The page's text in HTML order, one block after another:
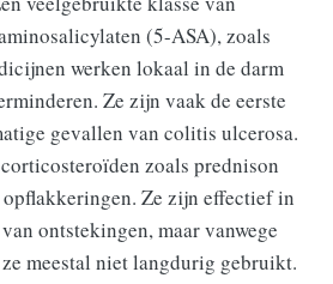
(5-ASA), zoals
werken lokaal in de darm
Ze zijn vaak de eerste
gevallen van colitis ulcerosa.
zoals prednison
Ze zijn effectief in
ontstekingen, maar vanwege
meestal niet langdurig gebruikt.